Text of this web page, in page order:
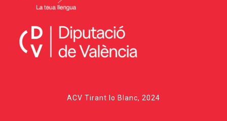
ACV Tirant lo Blanc, 2024